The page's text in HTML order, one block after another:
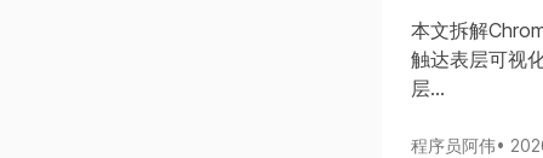
本文拆解
触达表层可视
层...
程序员阿伟•